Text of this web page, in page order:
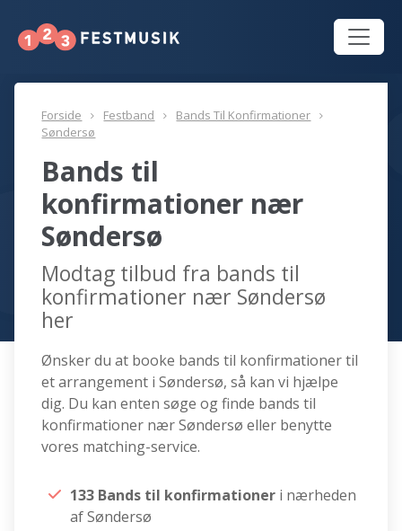
Forside Festband
Bands Til Konfirmationer
Søndersø
Bands til
konfirmationer nær
Søndersø
Modtag tilbud fra bands til
konfirmationer nær Søndersø
her
Ønsker du at booke bands til konfirmationer til
et arrangement i Søndersø, så kan vi hjælpe
dig. Du kan enten søge og finde bands til
konfirmationer nær Søndersø eller benytte
vores matching-service.
133 Bands til konfirmationer i nærheden
af Søndersø